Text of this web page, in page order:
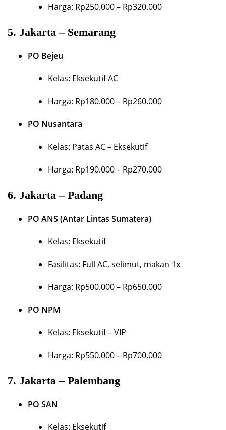
Harga: Rp250.000 – Rp320.000
5. Jakarta – Semarang
PO Bejeu
Kelas: Eksekutif AC
Harga: Rp180.000 – Rp260.000
PO Nusantara
Kelas: Patas AC – Eksekutif
Harga: Rp190.000 – Rp270.000
6. Jakarta – Padang
PO ANS (Antar Lintas Sumatera)
Kelas: Eksekutif
Fasilitas: Full AC, selimut, makan 1x
Harga: Rp500.000 – Rp650.000
PO NPM
Kelas: Eksekutif – VIP
Harga: Rp550.000 – Rp700.000
7. Jakarta – Palembang
PO SAN
Kelas: Eksekutif